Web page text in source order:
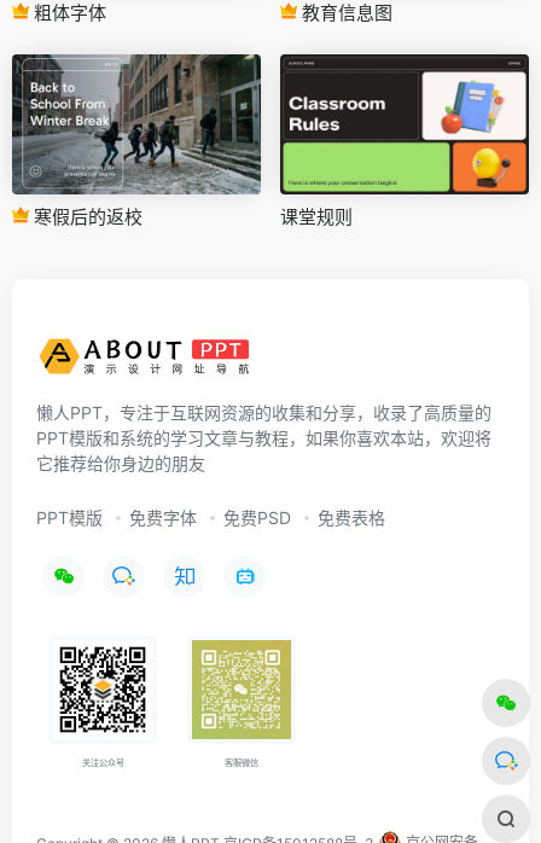
粗体字体 教育信息图
寒假后的返校 课堂规则
懒人PPT，专注于互联网资源的收集和分享，收录了高质量的
PPT模版和系统的学习文章与教程，如果你喜欢本站，欢迎将
它推荐给你身边的朋友
PPT模版 免费字体 免费PSD 免费表格
关注公众号 客服微信